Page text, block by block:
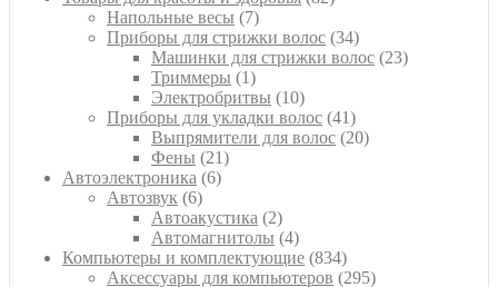
Напольные весы 77
товаров
Приборы для стрижки волос 3434
товара
Машинки для стрижки волос 2323
Триммеры 11
товар
Электробритвы 1010
товаров
Приборы для укладки волос 4141
товар
Выпрямители для волос 2020
Фены 2121
Автоэлектроника 66
Автозвук 66
товаров
Автоакустика 22
товара
Автомагнитолы 44
товара
Компьютеры и комплектующие 834834
товара
Аксессуары для компьютеров 295295